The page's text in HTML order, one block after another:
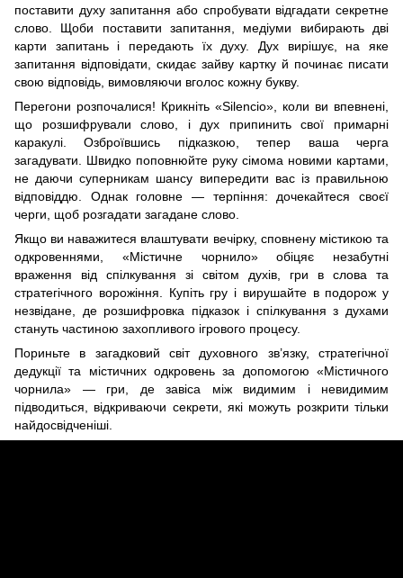
поставити духу запитання або спробувати відгадати секретне
слово. Щоби поставити запитання, медіуми вибирають дві
карти запитань і передають їх духу. Дух вирішує, на яке
запитання відповідати, скидає зайву картку й починає писати
свою відповідь, вимовляючи вголос кожну букву.
Перегони розпочалися! Крикніть «Silencio», коли ви впевнені,
що розшифрували слово, і дух припинить свої примарні
каракулі. Озброївшись підказкою, тепер ваша черга
загадувати. Швидко поповнюйте руку сімома новими картами,
не даючи суперникам шансу випередити вас із правильною
відповіддю. Однак головне — терпіння: дочекайтеся своєї
черги, щоб розгадати загадане слово.
Якщо ви наважитеся влаштувати вечірку, сповнену містикою та
одкровеннями, «Містичне чорнило» обіцяє незабутні
враження від спілкування зі світом духів, гри в слова та
стратегічного ворожіння. Купіть гру і вирушайте в подорож у
незвідане, де розшифровка підказок і спілкування з духами
стануть частиною захопливого ігрового процесу.
Пориньте в загадковий світ духовного зв’язку, стратегічної
дедукції та містичних одкровень за допомогою «Містичного
чорнила» — гри, де завіса між видимим і невидимим
підводиться, відкриваючи секрети, які можуть розкрити тільки
найдосвідченіші.